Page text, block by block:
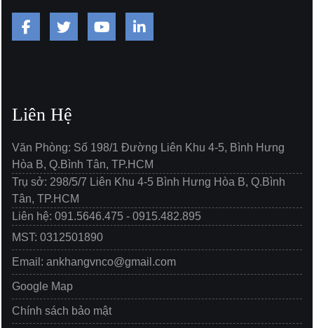
Liên Hệ
Văn Phòng: Số 198/1 Đường Liên Khu 4-5, Bình Hưng
Hòa B, Q.Bình Tân, TP.HCM
Trụ sở: 298/5/7 Liên Khu 4-5 Bình Hưng Hòa B, Q.Bình
Tân, TP.HCM
Liên hệ: 091.5646.475 - 0915.482.895
MST: 0312501890
Email: ankhangvnco@gmail.com
Google Map
Chính sách bảo mật